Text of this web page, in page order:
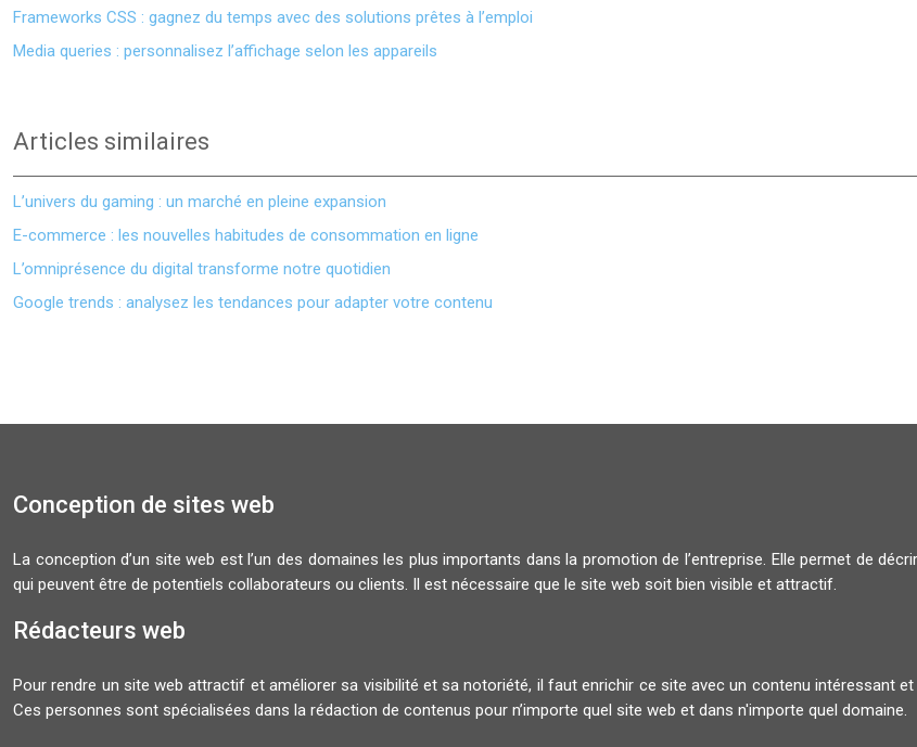
Frameworks CSS : gagnez du temps avec des solutions prêtes à l’emploi
Media queries : personnalisez l’affichage selon les appareils
Articles similaires
L’univers du gaming : un marché en pleine expansion
E-commerce : les nouvelles habitudes de consommation en ligne
L’omniprésence du digital transforme notre quotidien
Google trends : analysez les tendances pour adapter votre contenu
Conception de sites web
La conception d’un site web est l’un des domaines les plus importants dans la promotion de l’entreprise. Elle permet de
qui peuvent être de potentiels collaborateurs ou clients. Il est nécessaire que le site web soit bien visible et attractif.
Rédacteurs web
Pour rendre un site web attractif et améliorer sa visibilité et sa notoriété, il faut enrichir ce site avec un contenu intéressant
Ces personnes sont spécialisées dans la rédaction de contenus pour n’importe quel site web et dans n'importe quel domaine.